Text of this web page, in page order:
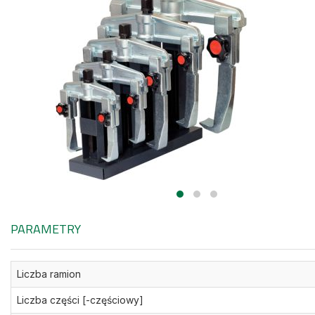
PARAMETRY
Liczba ramion
Liczba części [-częściowy]